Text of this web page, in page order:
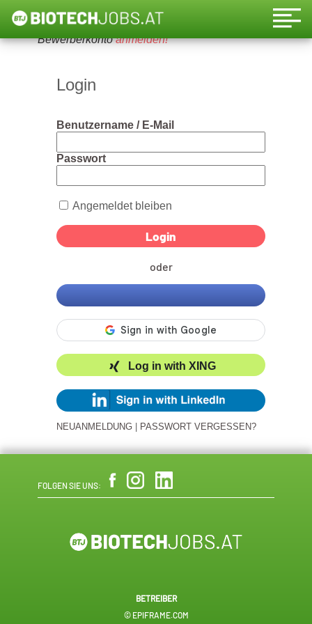
Um diese Funktion nutzen zu können, bitte ein
Bewerberkontoanmelden!
Login
Benutzername / E-Mail
Passwort
Angemeldet bleiben
oder
Log in with XING
NEUANMELDUNG PASSWORT VERGESSEN?
FOLGEN SIE UNS:
BETREIBER
© EPIFRAME.COM